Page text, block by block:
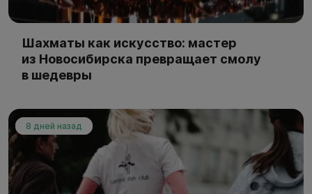
Шахматы как искусство: мастер
из Новосибирска превращает смолу
в шедевры
8 дней назад